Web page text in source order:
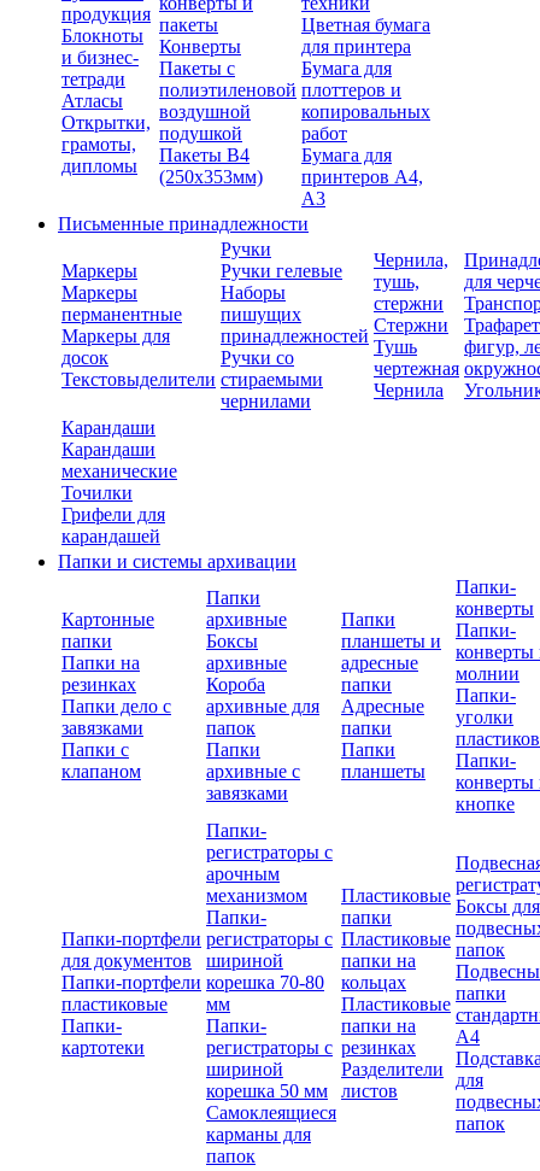
продукция
Блокноты
и бизнес-
тетради
Атласы
Открытки,
грамоты,
дипломы
пакеты
Конверты
Пакеты с
полиэтиленовой
воздушной
подушкой
Пакеты В4
(250х353мм)
Цветная бумага
для принтера
Бумага для
плоттеров и
копировальных
работ
Бумага для
принтеров А4,
А3
Письменные принадлежности
Маркеры
Маркеры
перманентные
Маркеры для
досок
Текстовыделители
Ручки
Ручки гелевые
Наборы
пишущих
принадлежностей
Ручки со
стираемыми
чернилами
Чернила,
тушь,
стержни
Стержни
Тушь
чертежная
Чернила
для
фигур,
Карандаши
Карандаши
механические
Точилки
Грифели для
карандашей
Папки и системы архивации
Картонные
папки
Папки на
резинках
Папки дело с
завязками
Папки с
клапаном
Папки
архивные
Боксы
архивные
Короба
архивные для
папок
Папки
архивные с
завязками
Папки
планшеты и
адресные
папки
Адресные
папки
Папки
планшеты
Папки-
конверты
Папки-
конверты
молнии
Папки-
уголки
Папки-
конверты
кнопке
Папки-портфели
для документов
Папки-портфели
пластиковые
Папки-
картотеки
Папки-
регистраторы с
арочным
механизмом
Папки-
регистраторы с
шириной
корешка 70-80
мм
Папки-
регистраторы с
шириной
корешка 50 мм
Самоклеящиеся
карманы для
папок
Пластиковые
папки
Пластиковые
папки на
кольцах
Пластиковые
папки на
резинках
Разделители
листов
Боксы для
папок
папки
А4
для
папок